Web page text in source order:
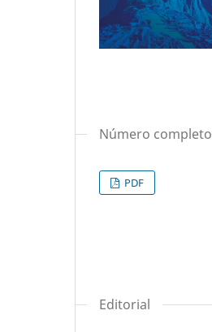
Número completo
PDF
Editorial